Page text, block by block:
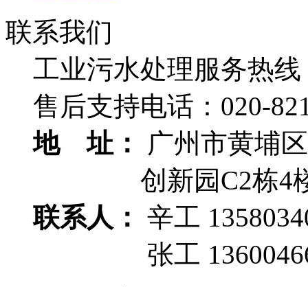
联系我们
工业污水处理服务热线
售后支持电话： 020-
地 址：
广州市黄埔
创新园C2栋4
联系人： 辛工
张工